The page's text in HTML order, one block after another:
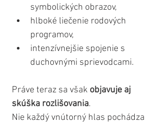
symbolických obrazov,
hlboké liečenie rodových
programov,
intenzívnejšie spojenie s
duchovnými sprievodcami.
Práve teraz sa však objavuje aj
skúška rozlišovania.
Nie každý vnútorný hlas pochádza